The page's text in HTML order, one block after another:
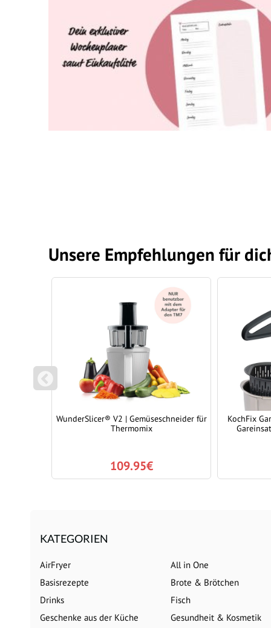
Unsere Empfehlungen für
P
REVIOUS
WunderSlicer® V2 | Gemüseschneider für
Thermomix
109.95€
KochFix
KATEGORIEN
AirFryer
All in One
Basisrezepte
Brote & Brötchen
Drinks
Fisch
Geschenke aus der Küche
Gesundheit & Kosmetik